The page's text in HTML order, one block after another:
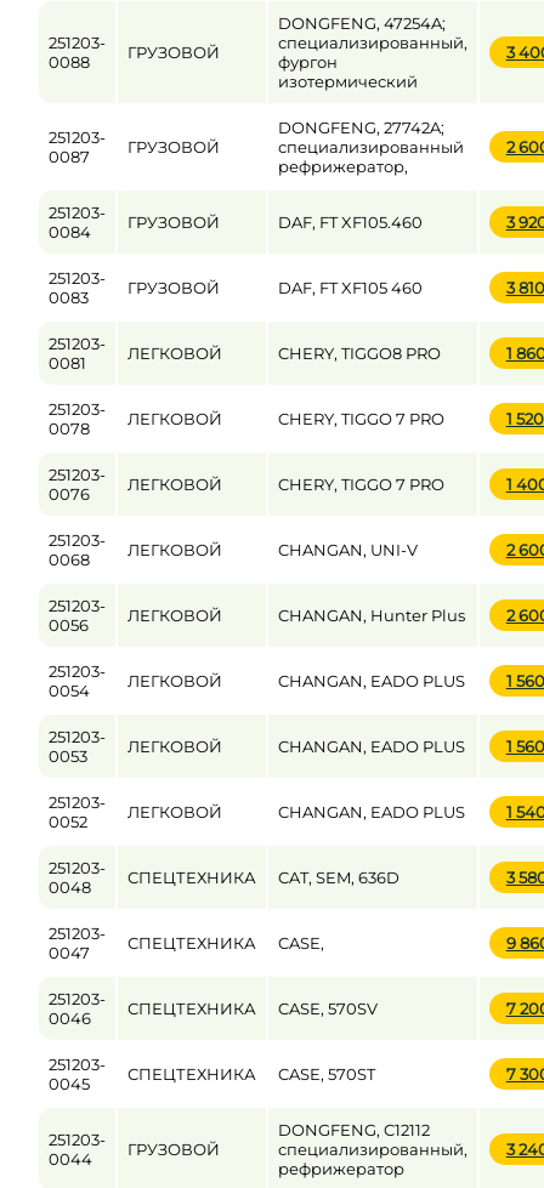
от до
251203-
0088
ГРУЗОВОЙ
DONGFENG, 47254A;
специализированный,
фургон
изотермический
3
251203-
0087
ГРУЗОВОЙ
DONGFENG, 27742A;
специализированный
рефрижератор,
2
251203-
0084
ГРУЗОВОЙ DAF, FT XF105.460 3
251203-
0083
ГРУЗОВОЙ DAF, FT XF105 460 3
251203-
0081
ЛЕГКОВОЙ CHERY, TIGGO8 PRO 1
251203-
0078
ЛЕГКОВОЙ CHERY, TIGGO 7 PRO 1
251203-
0076
ЛЕГКОВОЙ CHERY, TIGGO 7 PRO 1
251203-
0068
ЛЕГКОВОЙ CHANGAN, UNI-V 2
251203-
0056
ЛЕГКОВОЙ CHANGAN, Hunter Plus 2
251203-
0054
ЛЕГКОВОЙ CHANGAN, EADO PLUS 1
251203-
0053
ЛЕГКОВОЙ CHANGAN, EADO PLUS 1
251203-
0052
ЛЕГКОВОЙ CHANGAN, EADO PLUS 1
251203-
0048
СПЕЦТЕХНИКА CAT, SEM, 636D 3
251203-
0047
СПЕЦТЕХНИКА CASE, 9
251203-
0046
СПЕЦТЕХНИКА CASE, 570SV 7
251203-
0045
СПЕЦТЕХНИКА CASE, 570ST 7
251203-
0044
ГРУЗОВОЙ
DONGFENG, C12112
специализированный,
рефрижератор
3